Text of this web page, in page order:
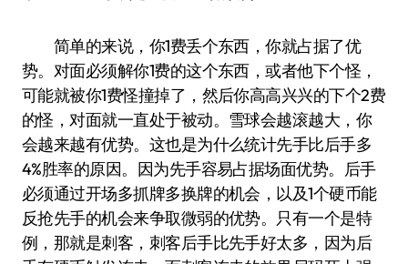
简单的来说，你1费丢个东西，你就占据了优
势。对面必须解你1费的这个东西，或者他下个怪，
可能就被你1费怪撞掉了，然后你高高兴兴的下个2费
的怪，对面就一直处于被动。雪球会越滚越大，你
会越来越有优势。这也是为什么统计先手比后手多
4%胜率的原因。因为先手容易占据场面优势。后手
必须通过开场多抓牌多换牌的机会，以及1个硬币能
反抢先手的机会来争取微弱的优势。只有一个是特
例，那就是刺客，刺客后手比先手好太多，因为后